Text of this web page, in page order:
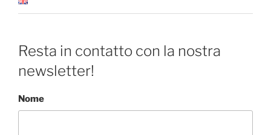
Resta in contatto con la nostra
newsletter!
Nome